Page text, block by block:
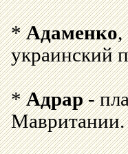
*Адаменко,
украинский
*Адрар-
Мавритании.